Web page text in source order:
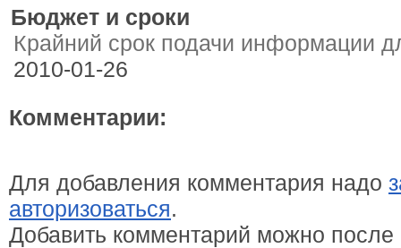
Бюджет и сроки
Крайний срок подачи информации
2010-01-26
Комментарии:
Для добавления комментария надо
авторизоваться.
Добавить комментарий можно после